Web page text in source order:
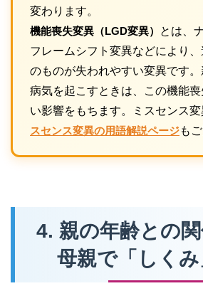
変わります。
機能喪失変異（LGD変異）
とは、
フレームシフト変異などにより
のものが失われやすい変異です
病気を起こすときは、この機能
い影響をもちます。ミスセンス
スセンス変異の用語解説ページも
4. 親の年齢との
母親で「しくみ